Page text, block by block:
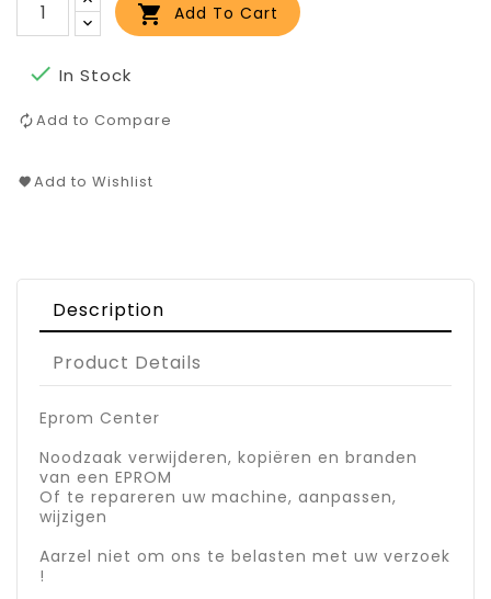
 Add To Cart
 In Stock
Add to Compare
Add to Wishlist
Description
Product Details
Eprom Center
Noodzaak verwijderen, kopiëren en branden
van een EPROM
Of te repareren uw machine, aanpassen,
wijzigen
Aarzel niet om ons te belasten met uw verzoek
!